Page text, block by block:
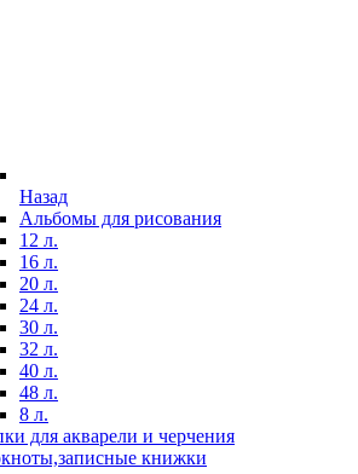
Назад
Альбомы для рисования
12 л.
16 л.
20 л.
24 л.
30 л.
32 л.
40 л.
48 л.
8 л.
для акварели и черчения
книжки